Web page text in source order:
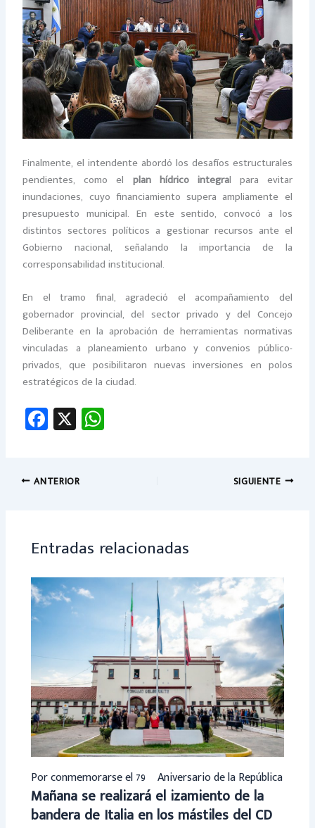
Finalmente, el intendente abordó los desafíos estructurales
pendientes, como el plan hídrico integral para evitar
inundaciones, cuyo financiamiento supera ampliamente el
presupuesto municipal. En este sentido, convocó a los
distintos sectores políticos a gestionar recursos ante el
Gobierno nacional, señalando la importancia de la
corresponsabilidad institucional.
En el tramo final, agradeció el acompañamiento del
gobernador provincial, del sector privado y del Concejo
Deliberante en la aprobación de herramientas normativas
vinculadas a planeamiento urbano y convenios público-
privados, que posibilitaron nuevas inversiones en polos
estratégicos de la ciudad.
Fa
ce
o
X
ANTERIOR SIGUIENTE
Entradas relacionadas
Por conmemorarse el 79º Aniversario de la República
Mañana se realizará el izamiento de la
bandera de Italia en los mástiles del CD